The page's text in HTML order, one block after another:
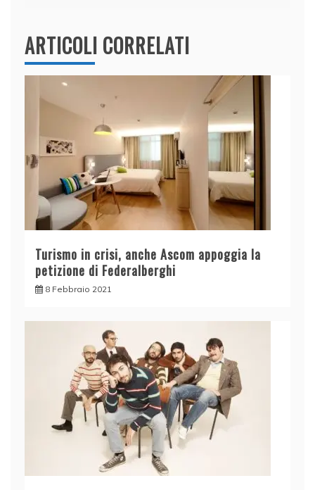
ARTICOLI CORRELATI
Turismo in crisi, anche Ascom appoggia la
petizione di Federalberghi
8 Febbraio 2021